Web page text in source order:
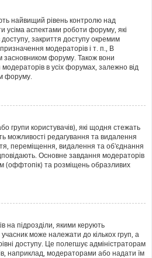
найвищий рівень контролю над
аспектами роботи форуму, які
закриття доступу окремим
модераторів і т. п., В
засновником форуму. Також вони
в усіх форумах, залежно від
форуму.
групи користувачів), які щодня стежать
редагування та видалення
переміщення, видалення та об'єднання
Основне завдання модераторів
(оффтопік) та розміщень образливих
на підрозділи, якими керують
може належати до кількох груп, а
доступу. Це полегшує адміністраторам
наприклад, модераторами або надати їм